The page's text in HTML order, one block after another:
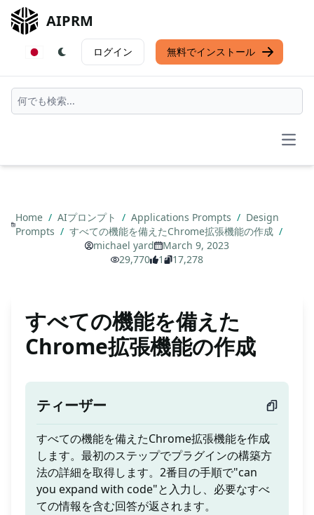
AIPRM
ログイン 無料でインストール
Home / AIプロンプト / Applications Prompts / Design
Prompts / すべての機能を備えたChrome拡張機能の作成 /
michael yard
March 9, 2023
29,770
1 17,278
すべての機能を備えた
Chrome拡張機能の作成
ティーザー
すべての機能を備えたChrome拡張機能を作成
します。最初のステップでプラグインの構築方
法の詳細を取得します。2番目の手順で"can
you expand with code"と入力し、必要なすべ
ての情報を含む回答が返されます。